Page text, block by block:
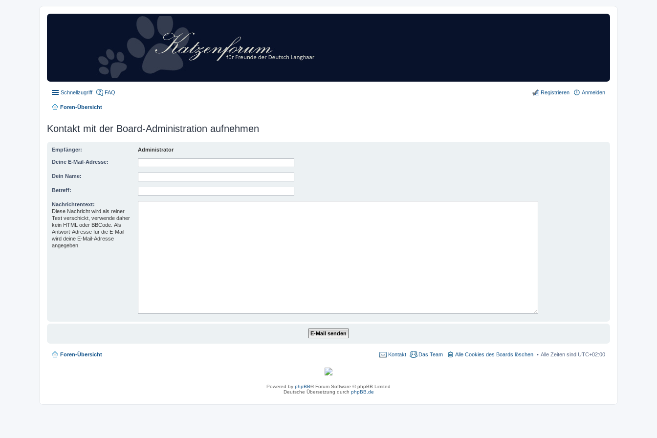
Schnellzugriff FAQ Anmelden
Registrieren
Foren-Übersicht
Kontakt mit der Board-Administration aufnehmen
Empfänger: Administrator
Deine E-Mail-Adresse:
Dein Name:
Betreff:
Nachrichtentext:
Diese Nachricht wird als reiner
Text verschickt, verwende daher
kein HTML oder BBCode. Als
Antwort-Adresse für die E-Mail
wird deine E-Mail-Adresse
angegeben.
Foren-Übersicht Alle Zeiten sind UTC+02:00
Alle Cookies des Boards löschen
Das Team
Kontakt
Powered by phpBB® Forum Software © phpBB Limited
Deutsche Übersetzung durch phpBB.de